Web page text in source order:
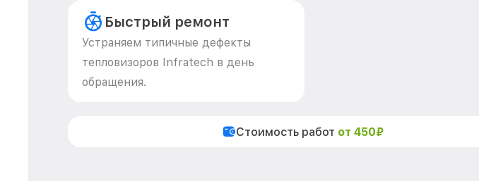
Быстрый ремонт
Устраняем типичные дефекты
тепловизоров Infratech в день
обращения.
Стоимость работ от 450₽